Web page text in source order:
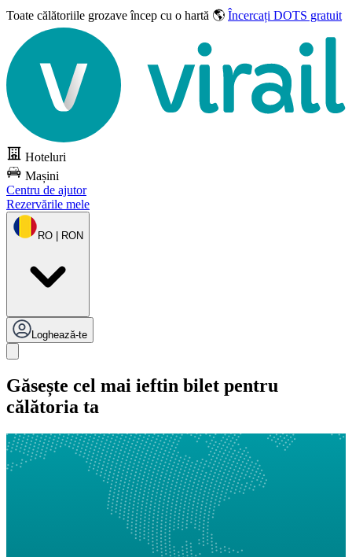
Toate călătoriile grozaveîncep cu o hartă 🌎 Încercați DOTS gratuit
Hoteluri
Mașini
Centru de ajutor
Rezervările mele
RO | RON
Loghează-te
Găsește cel mai ieftin bilet pentru
călătoria ta